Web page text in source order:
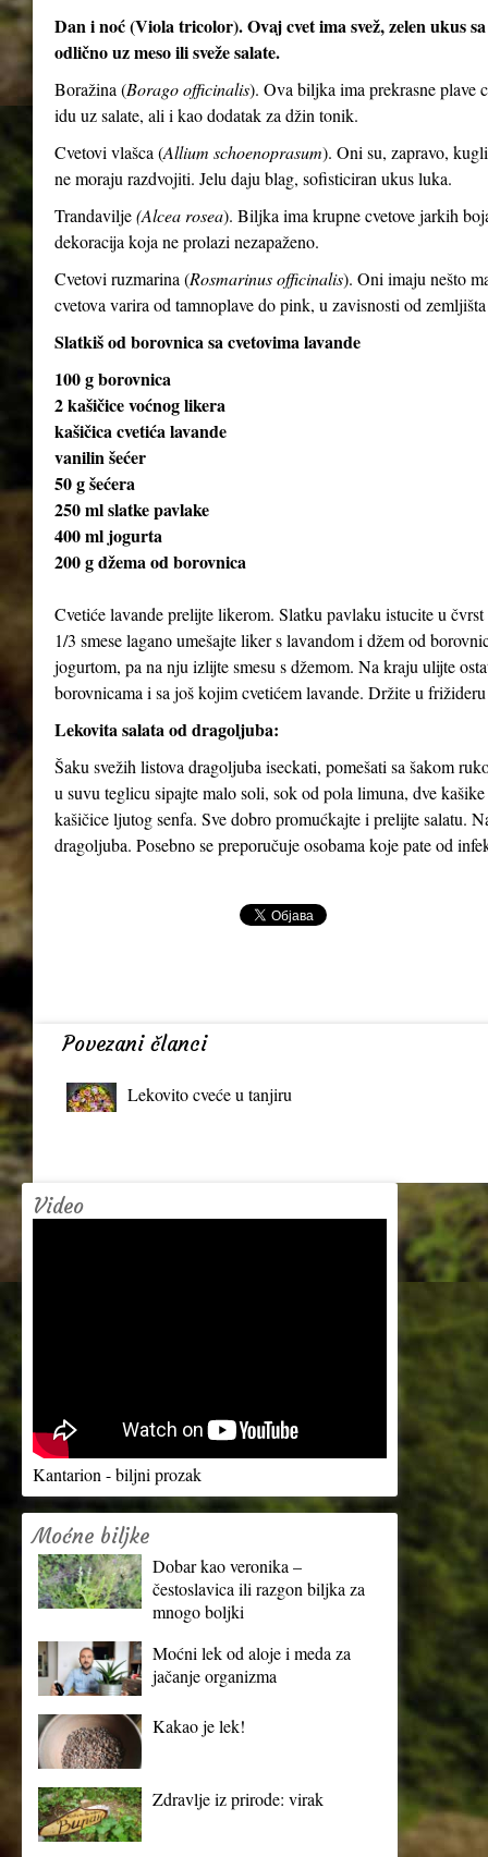
Dan i noć (Viola tricolor). Ovaj cvet ima svež, zelen ukus
odlično uz meso ili sveže salate.
Boražina (Borago officinalis). Ova biljka ima prekrasne plave
idu uz salate, ali i kao dodatak za džin tonik.
Cvetovi vlašca (Allium schoenoprasum). Oni su, zapravo,
ne moraju razdvojiti. Jelu daju blag, sofisticiran ukus luka.
Trandavilje(Alcea rosea). Biljka ima krupne cvetove jarkih
dekoracija koja ne prolazi nezapaženo.
Cvetovi ruzmarina (Rosmarinus officinalis). Oni imaju nešto
cvetova varira od tamnoplave do pink, u zavisnosti od
Slatkiš od borovnica sa cvetovima lavande
100 g borovnica
2 kašičice voćnog likera
kašičica cvetića lavande
vanilin šećer
50 g šećera
250 ml slatke pavlake
400 ml jogurta
200 g džema od borovnica
Cvetiće lavande prelijte likerom. Slatku pavlaku istucite u
1/3 smese lagano umešajte liker s lavandom i džem od
jogurtom, pa na nju izlijte smesu s džemom. Na kraju ulijte
borovnicama i sa još kojim cvetićem lavande. Držite u
Lekovita salata od dragoljuba:
Šaku svežih listova dragoljuba iseckati, pomešati sa šakom
u suvu teglicu sipajte malo soli, sok od pola limuna, dve
kašičice ljutog senfa. Sve dobro promućkajte i prelijte salatu.
dragoljuba. Posebno se preporučuje osobama koje pate od
Povezani članci
Lekovito cveće u tanjiru
Video
Kantarion - biljni prozak
Moćne biljke
Dobar kao veronika –
čestoslavica ili razgon biljka za
mnogo boljki
Moćni lek od aloje i meda za
jačanje organizma
Kakao je lek!
Zdravlje iz prirode: virak